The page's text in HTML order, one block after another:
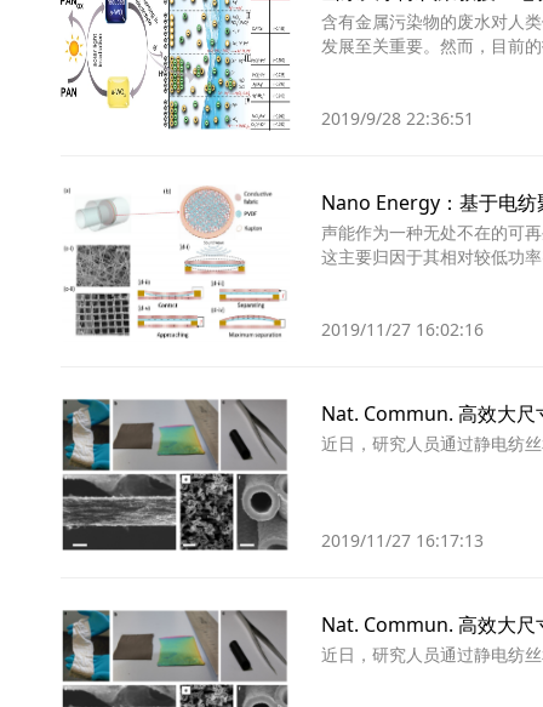
含有金属污染物的废水对人
发展至关重要。然而，目前
2019/9/28 22:36:51
Nano Energy：基于电
声能作为一种无处不在的可
这主要归因于其相对较低功
2019/11/27 16:02:16
Nat. Commun. 高效大尺
近日，研究人员通过静电纺
2019/11/27 16:17:13
Nat. Commun. 高效大尺
近日，研究人员通过静电纺